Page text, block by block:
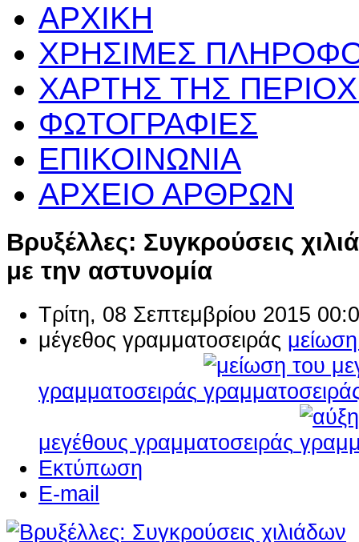
ΑΡΧΙΚΗ
ΧΡΗΣΙΜΕΣ
ΧΑΡΤΗΣ ΤΗΣ
ΦΩΤΟΓΡΑΦΙΕΣ
ΕΠΙΚΟΙΝΩΝΙΑ
ΑΡΧΕΙΟ ΑΡΘΡΩΝ
Βρυξέλλες: Συγκρούσεις
με την αστυνομία
Τρίτη, 08 Σεπτεμβρίου 2015
μέγεθος γραμματοσειράς
γραμματοσειράς
μεγέθους γραμματοσειράς
Εκτύπωση
E-mail